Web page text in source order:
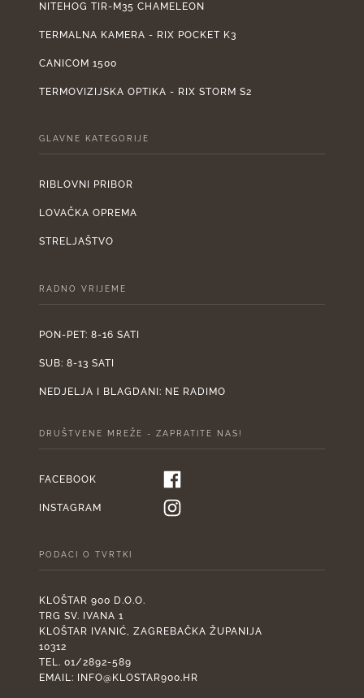
NITEHOG TIR-M35 CHAMELEON
TERMALNA KAMERA - RIX POCKET K3
CANICOM 1500
TERMOVIZIJSKA OPTIKA - RIX STORM S2
GLAVNE KATEGORIJE
RIBLOVNI PRIBOR
LOVAČKA OPREMA
STRELJAŠTVO
RADNO VRIJEME
PON-PET: 8-16 SATI
SUB: 8-13 SATI
NEDJELJA I BLAGDANI: NE RADIMO
DRUŠTVENE MREŽE - ZAPRATITE NAS!
FACEBOOK
INSTAGRAM
PODACI O TVRTKI
KLOŠTAR 900 D.O.O.
TRG SV. IVANA 1
KLOŠTAR IVANIĆ, ZAGREBAČKA ŽUPANIJA
10312
TEL. 01/2892-589
EMAIL:
INFO@KLOSTAR900.HR